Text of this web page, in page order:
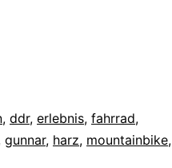
, ddr, erlebnis, fahrrad,
gunnar, harz, mountainbike,